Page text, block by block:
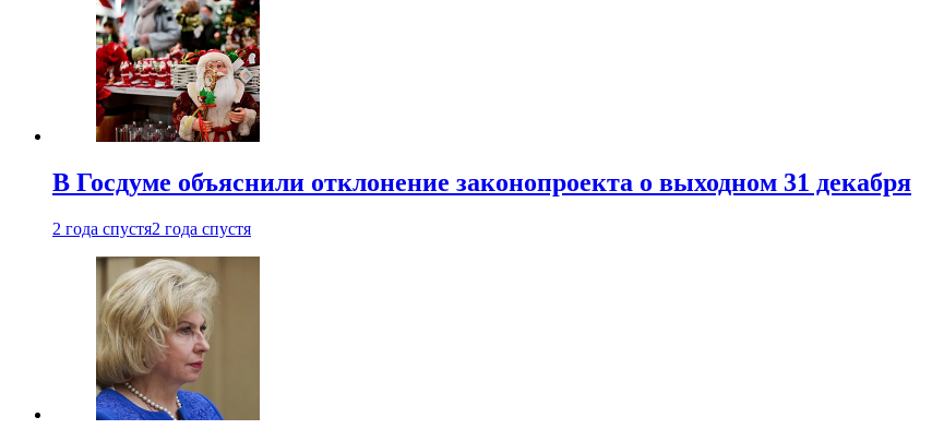
В Госдуме объяснили отклонение законопроекта о выходном 31 декабря
2 года спустя2 года спустя